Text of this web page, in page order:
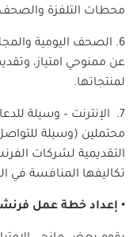
محطات التلفزة
6. الصحف اليومية
عن ممنوحي امتياز،
لمنتجاتها.
7. الإنترنت – وسيلة
محتملين (وسيلة
التقديمية لشركات
تكاليفها المنافسة في
• إعداد خطة عمل